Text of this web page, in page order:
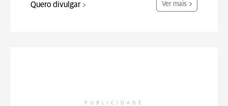
Quero divulgar Ver mais
PUBLICIDADE